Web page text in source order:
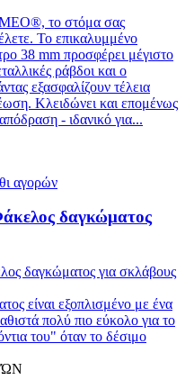
το στόμα σας
Το επικαλυμμένο
38 mm προσφέρει μέγιστο
ράβδοι και ο
εξασφαλίζουν τέλεια
Κλειδώνει και επομένως
- ιδανικό για...
αγορών
δαγκώματος
είναι εξοπλισμένο με ένα
πολύ πιο εύκολο για το
του" όταν το δέσιμο